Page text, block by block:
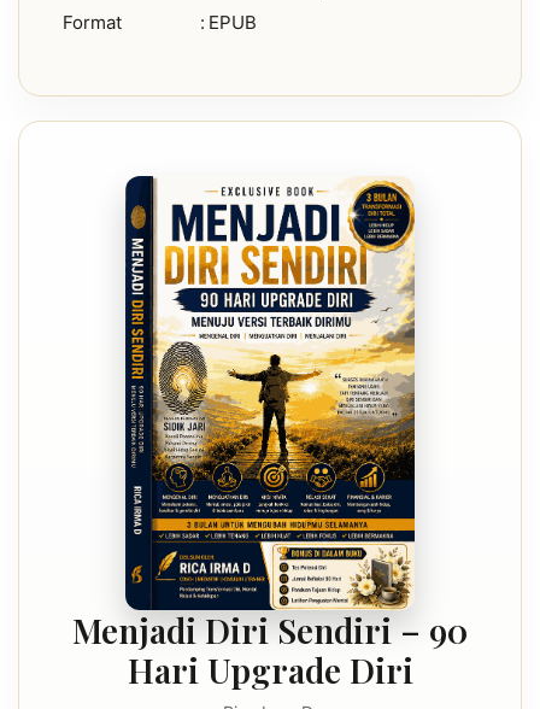
Format
: EPUB
Menjadi Diri Sendiri – 90
Hari Upgrade Diri